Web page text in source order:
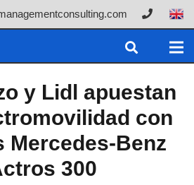
y Lidl apuestan
con
Mercedes-Benz
300